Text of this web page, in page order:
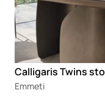
Calligaris Twins sto
Emmeti